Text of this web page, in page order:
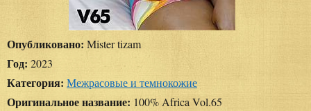
Опубликовано: Mister tizam
Год: 2023
Категория: Межрасовые и темнокожие
Оригинальное название: 100% Africa Vol.65